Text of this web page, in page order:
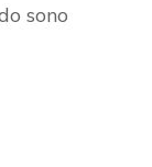
sono